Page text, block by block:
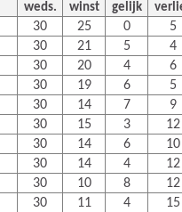
weds. winst gelijk
30 25 0 5
30 21 5 4
30 20 4 6
30 19 6 5
30 14 7 9
30 15 3 12
30 14 6 10
30 14 4 12
30 10 8 12
30 11 4 15